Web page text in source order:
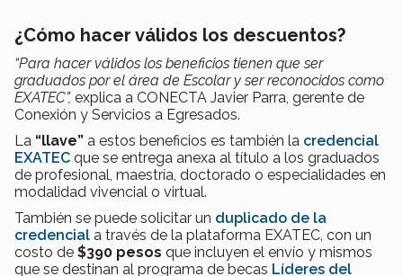
¿Cómo hacer válidos los descuentos?
“Para hacer válidos los beneficios tienen que ser
graduados por el área de Escolar y ser reconocidos como
EXATEC”, explica a CONECTA Javier Parra, gerente de
Conexión y Servicios a Egresados.
La “llave” a estos beneficios es también la credencial
EXATEC que se entrega anexa al título a los graduados
de profesional, maestría, doctorado o especialidades en
modalidad vivencial o virtual.
También se puede solicitar un duplicado de la
credencial a través de la plataforma EXATEC, con un
costo de $390 pesos que incluyen el envío y mismos
que se destinan al programa de becas Líderes del